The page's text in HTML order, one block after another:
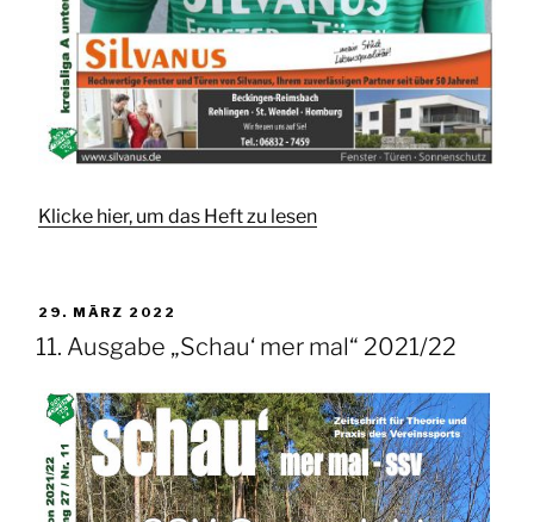
Klicke hier, um das Heft zu lesen
VERÖFFENTLICHT
AM
29. MÄRZ 2022
11. Ausgabe „Schau‘ mer mal“ 2021/22